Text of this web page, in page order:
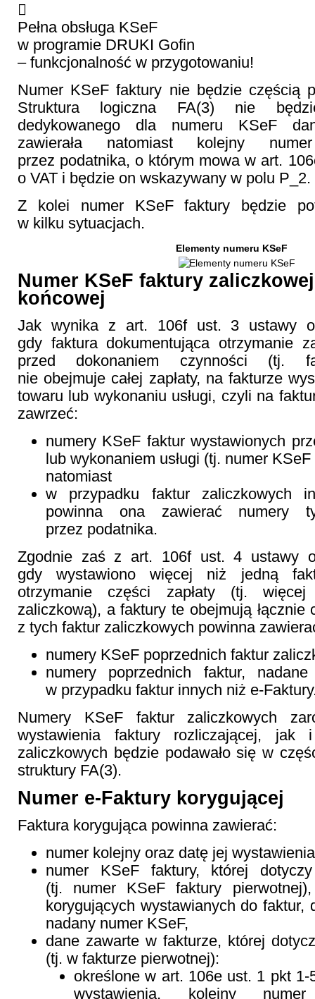

Pełna obsługa KSeF
w programie DRUKI Gofin
– funkcjonalność w przygotowaniu!
Numer KSeF faktury nie będzie częścią
Struktura logiczna FA(3) nie
dedykowanego dla numeru KSeF
zawierała natomiast kolejny
przez podatnika, o którym mowa w art.
o VAT i będzie on wskazywany w polu P_2.
Z kolei numer KSeF faktury będzie
w kilku sytuacjach.
Elementy numeru KSeF
Numer KSeF faktury
końcowej
Jak wynika z art. 106f ust. 3 ustawy
gdy faktura dokumentująca otrzymanie
przed dokonaniem czynności (tj.
nie obejmuje całej zapłaty, na fakturze
towaru lub wykonaniu usługi, czyli na
zawrzeć:
numery KSeF faktur wystawionych
lub wykonaniem usługi (tj. numer
natomiast
w przypadku faktur zaliczkowych
powinna ona zawierać numery
przez podatnika.
Zgodnie zaś z art. 106f ust. 4 ustawy
gdy wystawiono więcej niż jedną
otrzymanie części zapłaty (tj.
zaliczkową), a faktury te obejmują łącznie
z tych faktur zaliczkowych powinna
numery KSeF poprzednich faktur
numery poprzednich faktur,
w przypadku faktur innych niż e-
Numery KSeF faktur zaliczkowych
wystawienia faktury rozliczającej,
zaliczkowych będzie podawało się w
struktury FA(3).
Numer e-Faktury korygującej
Faktura korygująca powinna zawierać:
numer kolejny oraz datę jej
numer KSeF faktury, której
(tj. numer KSeF faktury
korygujących wystawianych do faktur,
nadany numer KSeF,
dane zawarte w fakturze, której
(tj. w fakturze pierwotnej):
określone w art. 106e ust. 1 pkt 1-
wystawienia, kolejny